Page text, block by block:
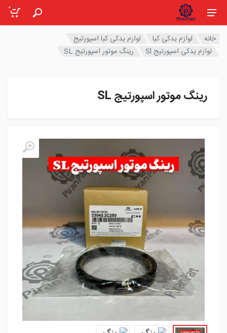
0
خانه لوازم یدکی کیا
لوازم یدکی کیا اسپورتیج
لوازم یدکی اسپورتیج Sl
رینگ موتور اسپورتیج SL
رینگ موتور اسپورتیج SL